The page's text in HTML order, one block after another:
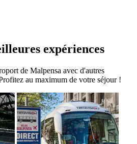
expériences
de Malpensa avec d'autres
au maximum de votre séjour !